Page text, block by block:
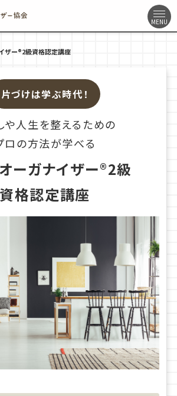
ザー®2級資格認定講座
片づけは学ぶ時代！
や人生を整えるための
ロの方法が学べる
ーガナイザー®2級
資格認定講座